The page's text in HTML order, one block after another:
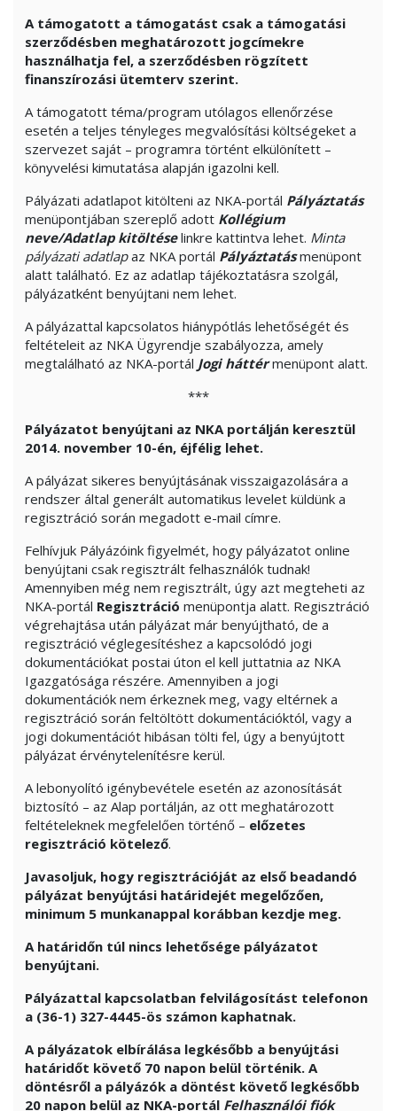
A támogatott a támogatást csak a támogatási
szerződésben meghatározott jogcímekre
használhatja fel, a szerződésben rögzített
finanszírozási ütemterv szerint.
A támogatott téma/program utólagos ellenőrzése
esetén a teljes tényleges megvalósítási költségeket a
szervezet saját – programra történt elkülönített –
könyvelési kimutatása alapján igazolni kell.
Pályázati adatlapot kitölteni az NKA-portál Pályáztatás
menüpontjában szereplő adott Kollégium
neve/Adatlap kitöltéselinkre kattintva lehet. Minta
pályázati adatlapaz NKA portál Pályáztatásmenüpont
alatt található. Ez az adatlap tájékoztatásra szolgál,
pályázatként benyújtani nem lehet.
A pályázattal kapcsolatos hiánypótlás lehetőségét és
feltételeit az NKA Ügyrendje szabályozza, amely
megtalálható az NKA-portál Jogi háttérmenüpont alatt.
***
Pályázatot benyújtani az NKA portálján keresztül
2014. november 10-én, éjfélig lehet.
A pályázat sikeres benyújtásának visszaigazolására a
rendszer által generált automatikus levelet küldünk a
regisztráció során megadott e-mail címre.
Felhívjuk Pályázóink figyelmét, hogy pályázatot online
benyújtani csak regisztrált felhasználók tudnak!
Amennyiben még nem regisztrált, úgy azt megteheti az
NKA-portál Regisztráció menüpontja alatt. Regisztráció
végrehajtása után pályázat már benyújtható, de a
regisztráció véglegesítéshez a kapcsolódó jogi
dokumentációkat postai úton el kell juttatnia az NKA
Igazgatósága részére. Amennyiben a jogi
dokumentációk nem érkeznek meg, vagy eltérnek a
regisztráció során feltöltött dokumentációktól, vagy a
jogi dokumentációt hibásan tölti fel, úgy a benyújtott
pályázat érvénytelenítésre kerül.
A lebonyolító igénybevétele esetén az azonosítását
biztosító – az Alap portálján, az ott meghatározott
feltételeknek megfelelően történő – előzetes
regisztráció kötelező.
Javasoljuk, hogy regisztrációját az első beadandó
pályázat benyújtási határidejét megelőzően,
minimum 5 munkanappal korábban kezdje meg.
A határidőn túl nincs lehetősége pályázatot
benyújtani.
Pályázattal kapcsolatban felvilágosítást telefonon
a (36-1) 327-4445-ös számon kaphatnak.
A pályázatok elbírálása legkésőbb a benyújtási
határidőt követő 70 napon belül történik. A
döntésről a pályázók a döntést követő legkésőbb
20 napon belül az NKA-portál Felhasználói fiók